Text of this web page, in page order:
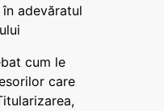
adevăratul
cum le
care